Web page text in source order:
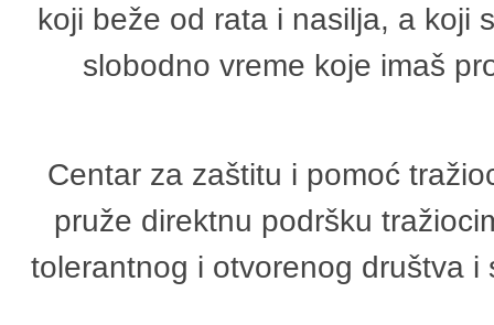
koji beže od rata i nasilja, a koji
slobodno vreme koje imaš
Centar za zaštitu i pomoć
pruže direktnu podršku
tolerantnog i otvorenog društva